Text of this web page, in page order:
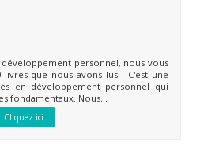
personnel, nous vous
que nous avons lus ! C'est une
en développement personnel qui
fondamentaux. Nous...
Cliquez ici